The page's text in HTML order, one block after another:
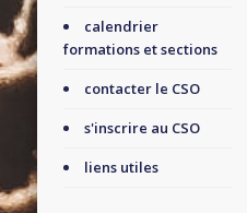
calendrier
formations et sections
contacter le CSO
s'inscrire au CSO
liens utiles